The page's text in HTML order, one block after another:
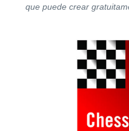
que puede crear